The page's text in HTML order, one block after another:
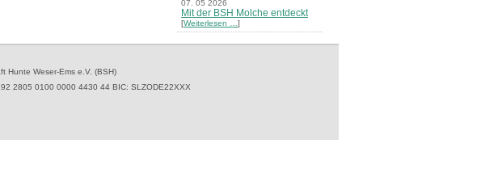
07. 05 2026
Mit der BSH Molche entdeckt
[Weiterlesen … ]
[Weiterlesen …
Hunte Weser-Ems e.V. (BSH)
2805 0100 0000 4430 44 BIC: SLZODE22XXX